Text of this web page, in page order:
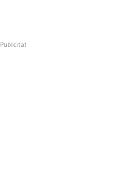
Publicitat